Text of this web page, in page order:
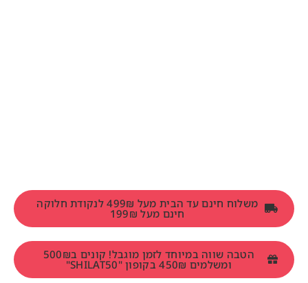
משלוח חינם עד הבית מעל 499₪ לנקודת חלוקה
חינם מעל 199₪
הטבה שווה במיוחד לזמן מוגבל! קונים ב500₪
ומשלמים 450₪ בקופון "SHILAT50"